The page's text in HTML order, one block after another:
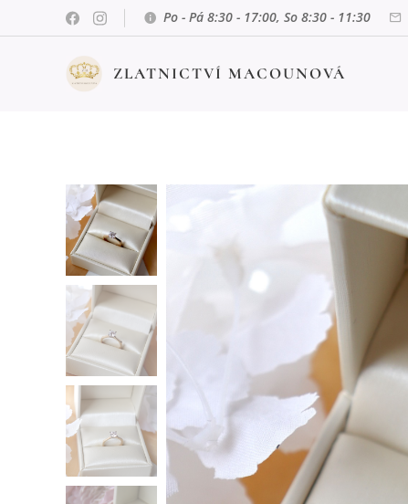
Po - Pá 8:30 - 17:00, So 8:30 - 11:30
ZLATNICTVÍ MACOUNOVÁ